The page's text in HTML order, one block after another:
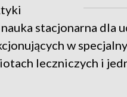
stacjonarna dla
w
leczniczych i